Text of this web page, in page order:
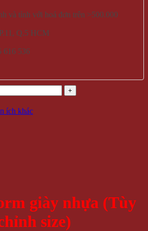
và tỉnh với hoá đơn trên >500.000
Q.5 HCM
616 536
ích khác
giày nhựa (Tùy
size)